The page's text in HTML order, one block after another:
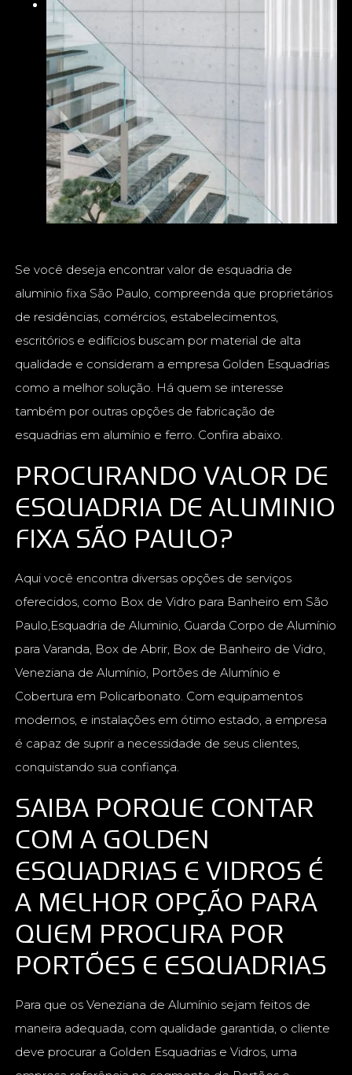
Se você deseja encontrar valor de esquadria de
aluminio fixa São Paulo, compreenda que proprietários
de residências, comércios, estabelecimentos,
escritórios e edifícios buscam por material de alta
qualidade e consideram a empresa Golden Esquadrias
como a melhor solução. Há quem se interesse
também por outras opções de fabricação de
esquadrias em alumínio e ferro. Confira abaixo.
PROCURANDO VALOR DE
ESQUADRIA DE ALUMINIO
FIXA SÃO PAULO?
Aqui você encontra diversas opções de serviços
oferecidos, como Box de Vidro para Banheiro em São
Paulo,Esquadria de Aluminio, Guarda Corpo de Alumínio
para Varanda, Box de Abrir, Box de Banheiro de Vidro,
Veneziana de Alumínio, Portões de Alumínio e
Cobertura em Policarbonato. Com equipamentos
modernos, e instalações em ótimo estado, a empresa
é capaz de suprir a necessidade de seus clientes,
conquistando sua confiança.
SAIBA PORQUE CONTAR
COM A GOLDEN
ESQUADRIAS E VIDROS É
A MELHOR OPÇÃO PARA
QUEM PROCURA POR
PORTÕES E ESQUADRIAS
Para que os Veneziana de Alumínio sejam feitos de
maneira adequada, com qualidade garantida, o cliente
deve procurar a Golden Esquadrias e Vidros, uma